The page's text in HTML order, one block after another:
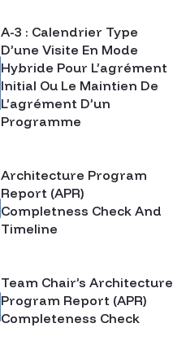
A-3 : Calendrier Type
D’une Visite En Mode
Hybride Pour L’agrément
Initial Ou Le Maintien De
L’agrément D’un
Programme
Architecture Program
Report (APR)
Completness Check And
Timeline
Team Chair’s Architecture
Program Report (APR)
Completeness Check